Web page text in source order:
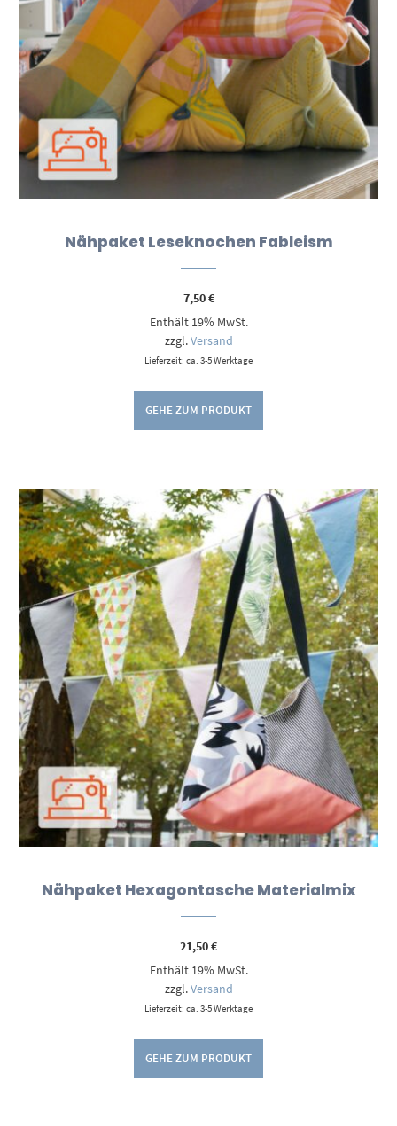
Nähpaket Leseknochen Fableism
7,50€
Enthält 19% MwSt.
zzgl.Versand
Lieferzeit: ca. 3-5 Werktage
GEHE ZUM PRODUKT
Nähpaket Hexagontasche Materialmix
21,50€
Enthält 19% MwSt.
zzgl.Versand
Lieferzeit: ca. 3-5 Werktage
GEHE ZUM PRODUKT